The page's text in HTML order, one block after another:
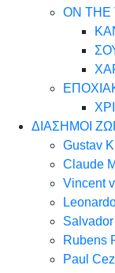
ON THE
ΔΙΑΣΗΜΟΙ
Gustav
Claude
Vincent
Rubens
Paul